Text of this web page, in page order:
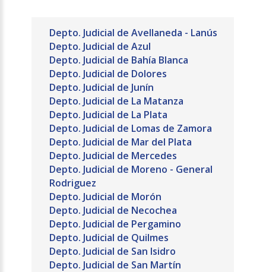
Depto. Judicial de Avellaneda - Lanús
Depto. Judicial de Azul
Depto. Judicial de Bahía Blanca
Depto. Judicial de Dolores
Depto. Judicial de Junín
Depto. Judicial de La Matanza
Depto. Judicial de La Plata
Depto. Judicial de Lomas de Zamora
Depto. Judicial de Mar del Plata
Depto. Judicial de Mercedes
Depto. Judicial de Moreno - General
Rodriguez
Depto. Judicial de Morón
Depto. Judicial de Necochea
Depto. Judicial de Pergamino
Depto. Judicial de Quilmes
Depto. Judicial de San Isidro
Depto. Judicial de San Martín